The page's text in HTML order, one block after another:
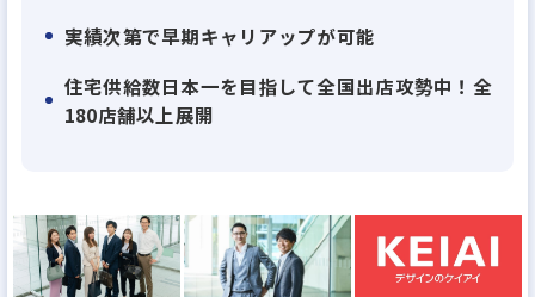
くはないはず。
・理由２：離職率業界平均の半分以下！『働きがい
のある会社』のベストカンパニーに選出される 働き
体制、高い給与水準、産休育休取得のしやすさ、産
休後の時短・時差・在宅勤務、残業時間の削減…な
実績次第で早期キャリアップが可能
住宅供給数日本一を目指して全国出店攻勢中！全
180店舗以上展開